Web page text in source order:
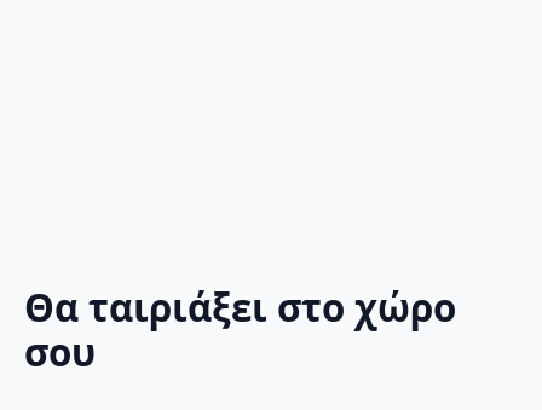
Θα ταιριάξει στο χώρο
σου